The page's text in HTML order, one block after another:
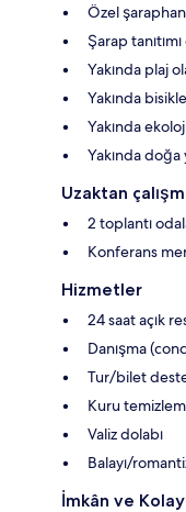
Özel
Şarap
Yakında plaj
Yakında
Yakında
Yakında
Uzaktan
2 toplantı
Konferans
Hizmetler
24 saat açık
Danışma
Tur/bilet
Kuru
Valiz dolabı
Balayı/
İmkân ve